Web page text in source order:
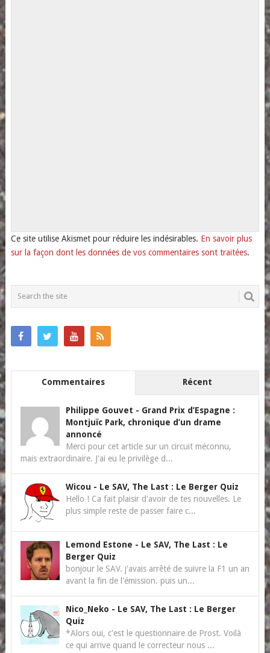
Ce site utilise Akismet pour réduire les indésirables. En savoir plus
sur la façon dont les données de vos commentaires sont traitées.
Commentaires Récent
Philippe Gouvet - Grand Prix d’Espagne :
Montjuïc Park, chronique d’un drame
annoncé
Merci pour cet article sur un circuit méconnu,
mais extraordinaire. J'ai eu le privilège d...
Wicou - Le SAV, The Last : Le Berger Quiz
Hello ! Ca fait plaisir d'avoir de tes nouvelles. Le
plus simple reste de passer faire c...
Lemond Estone - Le SAV, The Last : Le
Berger Quiz
bonjour le SAV. j'avais arrêté de suivre la F1 un an
avant la fin de l'émission. puis un...
Nico_Neko - Le SAV, The Last : Le Berger
Quiz
*Alors oui, c'est le questionnaire de Prost. Voilà
ce qui arrive quand le correcteur nous ...